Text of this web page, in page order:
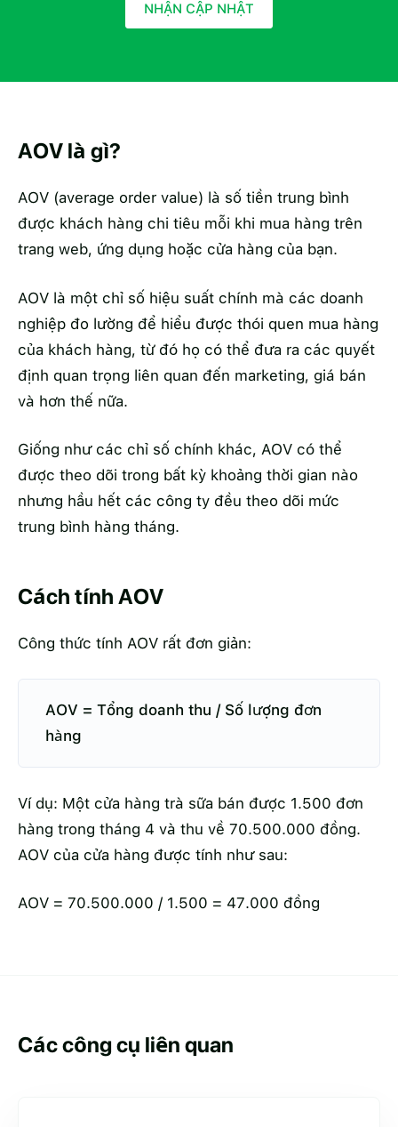
NHẬN CẬP NHẬT
AOV là gì?
AOV (average order value) là số tiền trung bình
được khách hàng chi tiêu mỗi khi mua hàng trên
trang web, ứng dụng hoặc cửa hàng của bạn.
AOV là một chỉ số hiệu suất chính mà các doanh
nghiệp đo lường để hiểu được thói quen mua hàng
của khách hàng, từ đó họ có thể đưa ra các quyết
định quan trọng liên quan đến marketing, giá bán
và hơn thế nữa.
Giống như các chỉ số chính khác, AOV có thể
được theo dõi trong bất kỳ khoảng thời gian nào
nhưng hầu hết các công ty đều theo dõi mức
trung bình hàng tháng.
Cách tính AOV
Công thức tính AOV rất đơn giản:
AOV = Tổng doanh thu / Số lượng đơn
hàng
Ví dụ: Một cửa hàng trà sữa bán được 1.500 đơn
hàng trong tháng 4 và thu về 70.500.000 đồng.
AOV của cửa hàng được tính như sau:
AOV = 70.500.000 / 1.500 = 47.000 đồng
Các công cụ liên quan